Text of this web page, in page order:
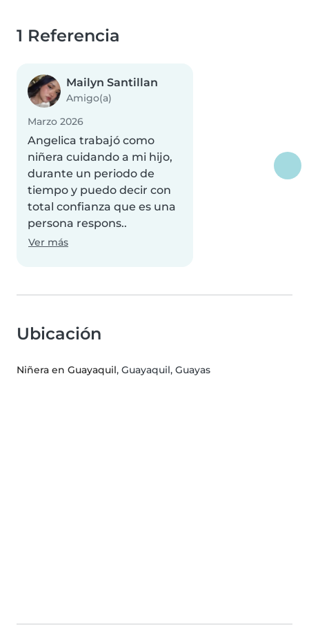
1 Referencia
Mailyn Santillan
Amigo(a)
Marzo 2026
Angelica trabajó como
niñera cuidando a mi hijo,
durante un periodo de
tiempo y puedo decir con
total confianza que es una
persona respons..
Ver más
Ubicación
Niñera en Guayaquil, Guayaquil, Guayas